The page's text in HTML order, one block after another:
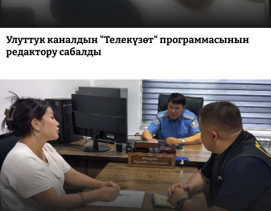
Улуттук каналдын "Телекүзөт" программасынын
редактору сабалды